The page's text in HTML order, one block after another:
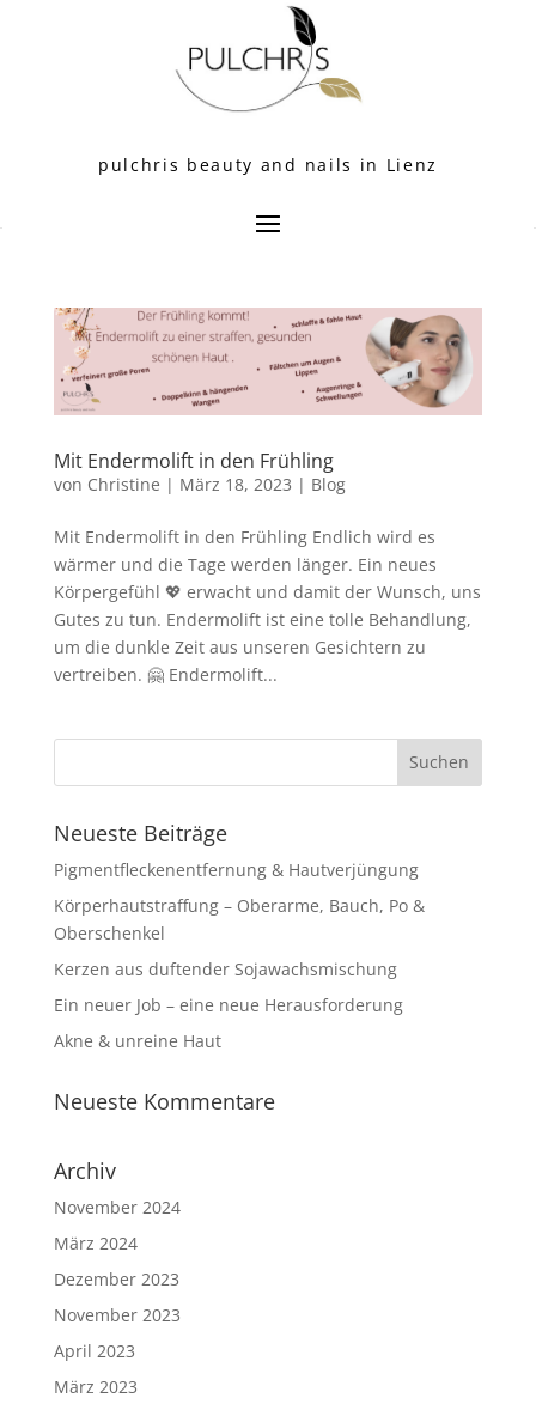
pulchris beauty and nails in Lienz
Mit Endermolift in den Frühling
von Christine | März 18, 2023 | Blog
Mit Endermolift in den Frühling Endlich wird es
wärmer und die Tage werden länger. Ein neues
Körpergefühl 💖 erwacht und damit der Wunsch, uns
Gutes zu tun. Endermolift ist eine tolle Behandlung,
um die dunkle Zeit aus unseren Gesichtern zu
vertreiben. 🤗 Endermolift...
Neueste Beiträge
Pigmentfleckenentfernung & Hautverjüngung
Körperhautstraffung – Oberarme, Bauch, Po &
Oberschenkel
Kerzen aus duftender Sojawachsmischung
Ein neuer Job – eine neue Herausforderung
Akne & unreine Haut
Neueste Kommentare
Archiv
November 2024
März 2024
Dezember 2023
November 2023
April 2023
März 2023